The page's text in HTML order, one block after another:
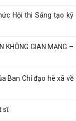
Hội thi Sáng tạo kỹ
KHÔNG GIAN MẠNG –
Ban Chỉ đạo hè xã về
sĩ.